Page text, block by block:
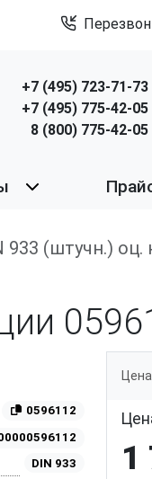
+7 (495) 723-71-73
+7 (495) 775-42-05
8 (800) 775-42-05
933 (штучн.)
0596112
DIN 933 1